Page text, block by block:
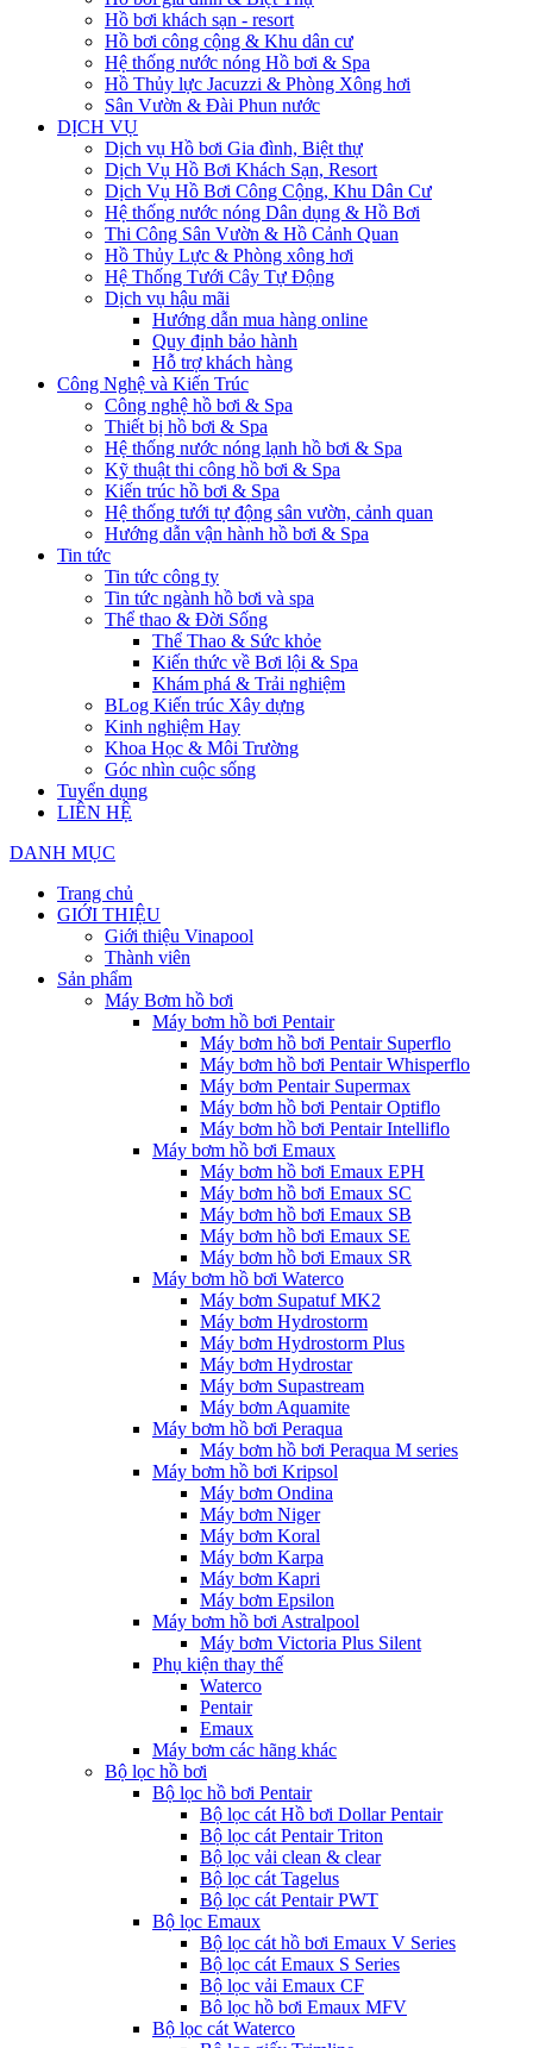
Hồ bơi khách sạn - resort
Hồ bơi công cộng & Khu dân cư
Hệ thống nước nóng Hồ bơi & Spa
Hồ Thủy lực Jacuzzi & Phòng Xông hơi
Sân Vườn & Đài Phun nước
DỊCH VỤ
Dịch vụ Hồ bơi Gia đình, Biệt thự
Dịch Vụ Hồ Bơi Khách Sạn, Resort
Dịch Vụ Hồ Bơi Công Cộng, Khu Dân Cư
Hệ thống nước nóng Dân dụng & Hồ Bơi
Thi Công Sân Vườn & Hồ Cảnh Quan
Hồ Thủy Lực & Phòng xông hơi
Hệ Thống Tưới Cây Tự Động
Dịch vụ hậu mãi
Hướng dẫn mua hàng online
Quy định bảo hành
Hỗ trợ khách hàng
Công Nghệ và Kiến Trúc
Công nghệ hồ bơi & Spa
Thiết bị hồ bơi & Spa
Hệ thống nước nóng lạnh hồ bơi & Spa
Kỹ thuật thi công hồ bơi & Spa
Kiến trúc hồ bơi & Spa
Hệ thống tưới tự động sân vườn, cảnh quan
Hướng dẫn vận hành hồ bơi & Spa
Tin tức
Tin tức công ty
Tin tức ngành hồ bơi và spa
Thể thao & Đời Sống
Thể Thao & Sức khỏe
Kiến thức về Bơi lội & Spa
Khám phá & Trải nghiệm
BLog Kiến trúc Xây dựng
Kinh nghiệm Hay
Khoa Học & Môi Trường
Góc nhìn cuộc sống
Tuyển dụng
LIÊN HỆ
DANH MỤC
Trang chủ
GIỚI THIỆU
Giới thiệu Vinapool
Thành viên
Sản phẩm
Máy Bơm hồ bơi
Máy bơm hồ bơi Pentair
Máy bơm hồ bơi Pentair Superflo
Máy bơm hồ bơi Pentair Whisperflo
Máy bơm Pentair Supermax
Máy bơm hồ bơi Pentair Optiflo
Máy bơm hồ bơi Pentair Intelliflo
Máy bơm hồ bơi Emaux
Máy bơm hồ bơi Emaux EPH
Máy bơm hồ bơi Emaux SC
Máy bơm hồ bơi Emaux SB
Máy bơm hồ bơi Emaux SE
Máy bơm hồ bơi Emaux SR
Máy bơm hồ bơi Waterco
Máy bơm Supatuf MK2
Máy bơm Hydrostorm
Máy bơm Hydrostorm Plus
Máy bơm Hydrostar
Máy bơm Supastream
Máy bơm Aquamite
Máy bơm hồ bơi Peraqua
Máy bơm hồ bơi Peraqua M series
Máy bơm hồ bơi Kripsol
Máy bơm Ondina
Máy bơm Niger
Máy bơm Koral
Máy bơm Karpa
Máy bơm Kapri
Máy bơm Epsilon
Máy bơm hồ bơi Astralpool
Máy bơm Victoria Plus Silent
Phụ kiện thay thế
Waterco
Pentair
Emaux
Máy bơm các hãng khác
Bộ lọc hồ bơi
Bộ lọc hồ bơi Pentair
Bộ lọc cát Hồ bơi Dollar Pentair
Bộ lọc cát Pentair Triton
Bộ lọc vải clean & clear
Bộ lọc cát Tagelus
Bộ lọc cát Pentair PWT
Bộ lọc Emaux
Bộ lọc cát hồ bơi Emaux V Series
Bộ lọc cát Emaux S Series
Bộ lọc vải Emaux CF
Bô lọc hồ bơi Emaux MFV
Bộ lọc cát Waterco